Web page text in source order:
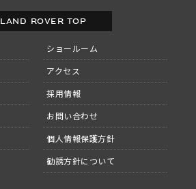
LAND ROVER TOP
ショールーム
アクセス
採用情報
お問い合わせ
個人情報保護方針
勧誘方針について